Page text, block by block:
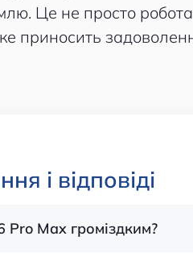
Це не просто
приносить
і відповіді
Pro Max громіздким?